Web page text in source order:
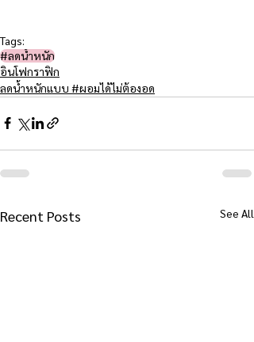
Tags:
#ลดน้ำหนัก
อินโฟกราฟิก
ลดน้ำหนักแบบ #ผอมได้ไม่ต้องอด
Recent Posts See All